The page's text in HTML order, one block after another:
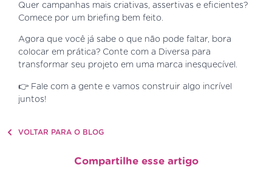
Quer campanhas mais criativas, assertivas e eficientes?
Comece por um briefing bem feito.
Agora que você já sabe o que não pode faltar, bora
colocar em prática? Conte com a Diversa para
transformar seu projeto em uma marca inesquecível.
👉 Fale com a gente e vamos construir algo incrível
juntos!
VOLTAR PARA O BLOG
Compartilhe esse artigo